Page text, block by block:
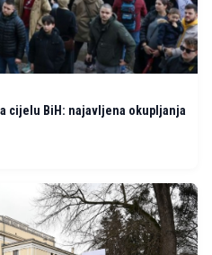
cijelu BiH: najavljena okupljanja